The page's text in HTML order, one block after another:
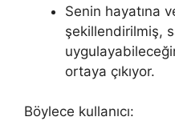
Senin hayatına
şekillendirilmiş,
ortaya çıkıyor.
Böylece kullanıcı: